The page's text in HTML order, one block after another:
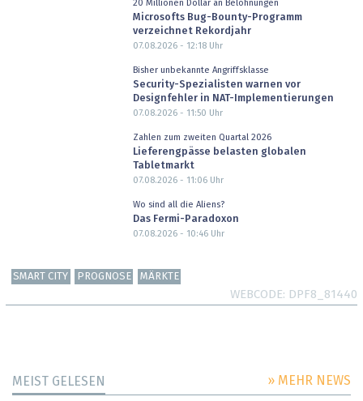
20 Millionen Dollar an Belohnungen
Microsofts Bug-Bounty-Programm
verzeichnet Rekordjahr
07.08.2026 - 12:18Uhr
Bisher unbekannte Angriffsklasse
Security-Spezialisten warnen vor
Designfehler in NAT-Implementierungen
07.08.2026 - 11:50 Uhr
Zahlen zum zweiten Quartal 2026
Lieferengpässe belasten globalen
Tabletmarkt
07.08.2026 - 11:06Uhr
Wo sind all die Aliens?
Das Fermi-Paradoxon
07.08.2026 - 10:46Uhr
SMART CITY PROGNOSE MÄRKTE
WEBCODE DPF8_81440
MEIST GELESEN » MEHR NEWS